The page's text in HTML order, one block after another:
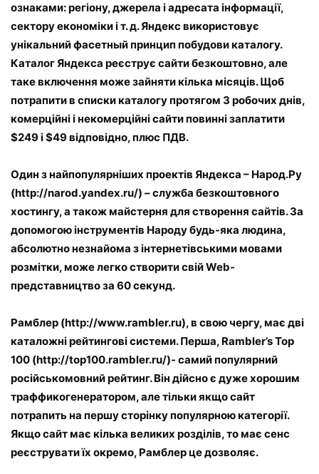
ознаками: регіону, джерела і адресата інформації,
сектору економіки і т. д. Яндекс використовує
унікальний фасетный принцип побудови каталогу.
Каталог Яндекса реєструє сайти безкоштовно, але
таке включення може зайняти кілька місяців. Щоб
потрапити в списки каталогу протягом 3 робочих днів,
комерційні і некомерційні сайти повинні заплатити
$249 і $49 відповідно, плюс ПДВ.
Один з найпопулярніших проектів Яндекса – Народ.Ру
(http://narod.yandex.ru/) – служба безкоштовного
хостингу, а також майстерня для створення сайтів. За
допомогою інструментів Народу будь-яка людина,
абсолютно незнайома з інтернетівськими мовами
розмітки, може легко створити свій Web-
представництво за 60 секунд.
Рамблер (http://www.rambler.ru), в свою чергу, має дві
каталожні рейтингові системи. Перша, Rambler’s Top
100 (http://top100.rambler.ru/)- самий популярний
російськомовний рейтинг. Він дійсно є дуже хорошим
траффикогенератором, але тільки якщо сайт
потрапить на першу сторінку популярною категорії.
Якщо сайт має кілька великих розділів, то має сенс
реєструвати їх окремо, Рамблер це дозволяє.